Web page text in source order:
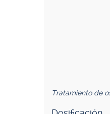
Tratamiento de